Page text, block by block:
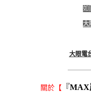
如
大
大眼電
關於【 『MAX